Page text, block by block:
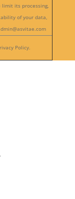
its processing,
of your data,
Policy.